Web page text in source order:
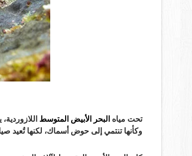
تحت مياه البحر الأبيض المتوسط
وكأنها تنتمي إلى حوض أسماك، لكنها تُعيد